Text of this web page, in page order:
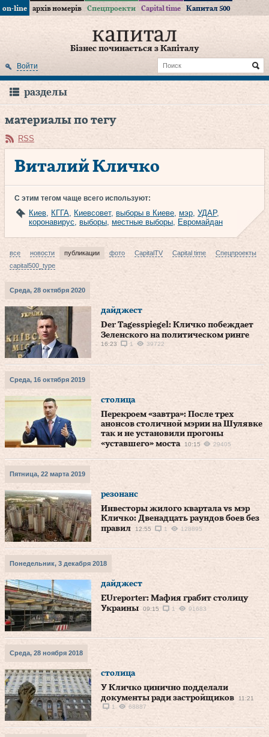
on-line архів номерів Спецпроекти Capital time Капитал 500
Бізнес починається з Капіталу
Войти
разделы
материалы по тегу
RSS
Виталий Кличко
С этим тегом чаще всего используют:
Киев, КГГА, Киевсовет, выборы в Киеве, мэр, УДАР,
коронавирус, выборы, местные выборы, Евромайдан
все новости публикации фото CapitalTV Capital time
Спецпроекты
capital500_type
Среда, 28 октября 2020
дайджест
Der Tagesspiegel: Кличко побеждает
Зеленского на политическом ринге
16:23 1 39722
Среда, 16 октября 2019
столица
Перекроем «завтра»: После трех
анонсов столичной мэрии на Шулявке
так и не установили прогоны
«уставшего» моста
10:15 29405
Пятница, 22 марта 2019
резонанс
Инвесторы жилого квартала vs мэр
Кличко: Двенадцать раундов боев без
правил
12:55 1 128895
Понедельник, 3 декабря 2018
дайджест
EUreporter: Мафия грабит столицу
Украины
09:15 1 91683
Среда, 28 ноября 2018
столица
У Кличко цинично подделали
документы ради застройщиков
11:21
1
68887